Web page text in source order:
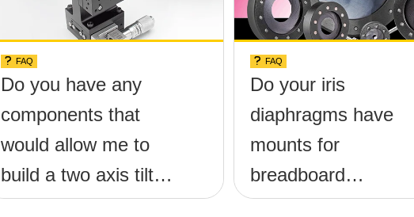
FAQ
Do you have any
components that
would allow me to
build a two axis tilt
(&theta;-x, &theta;-y)
FAQ
Do your iris
diaphragms have
mounts for
breadboard
applications?